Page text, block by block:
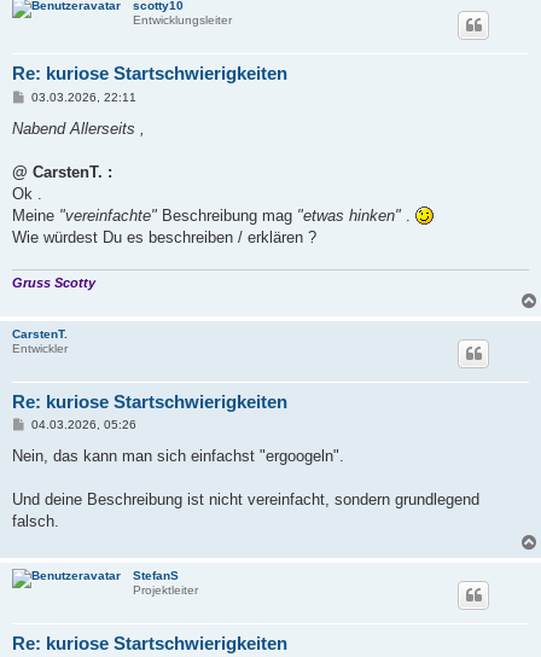
scotty10
Entwicklungsleiter
Re: kuriose Startschwierigkeiten
B
i
a
03.03.2026, 22:11
Nabend Allerseits ,
@ CarstenT. :
Ok .
Meine "vereinfachte" Beschreibung mag "etwas hinken"
Wie würdest Du es beschreiben / erklären ?
Gruss Scotty
CarstenT.
Entwickler
Re: kuriose Startschwierigkeiten
B
i
a
04.03.2026, 05:26
Nein, das kann man sich einfachst "ergoogeln".
Und deine Beschreibung ist nicht vereinfacht, sondern grundlegend
falsch.
StefanS
Projektleiter
Re: kuriose Startschwierigkeiten